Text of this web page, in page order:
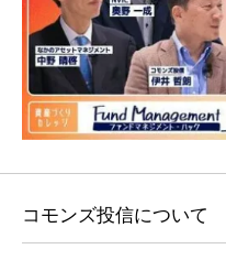
コモンズ投信について